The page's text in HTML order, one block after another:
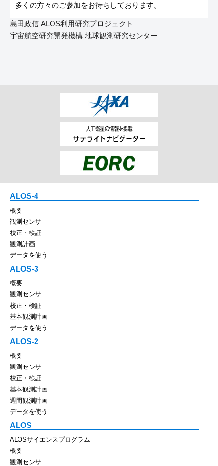
多くの方々のご参加をお待ちしております。
島田政信 ALOS利用研究プロジェクト
宇宙航空研究開発機構 地球観測研究センター
ALOS-4
概要
観測センサ
校正・検証
観測計画
データを使う
ALOS-3
概要
観測センサ
校正・検証
基本観測計画
データを使う
ALOS-2
概要
観測センサ
校正・検証
基本観測計画
週間観測計画
データを使う
ALOS
ALOSサイエンスプログラム
概要
観測センサ